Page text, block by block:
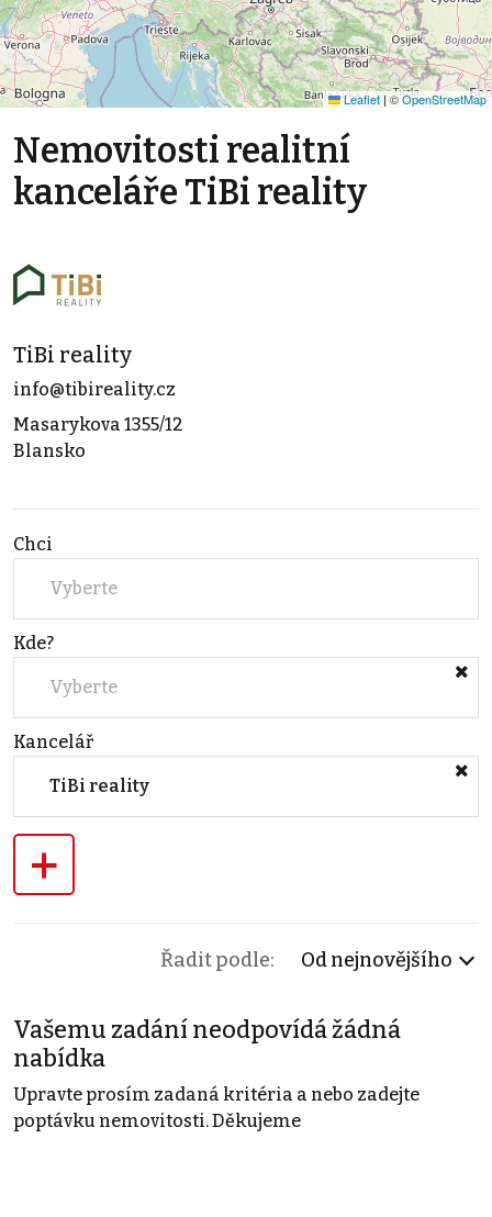
Leaflet | ©OpenStreetMap
Nemovitosti realitní
kanceláře TiBi reality
TiBi reality
info@tibireality.cz
Masarykova 1355/12
Blansko
Chci
Vyberte
Kde?
Vyberte
Kancelář
TiBi reality
+
Řadit podle: Od nejnovějšího
Vašemu zadání neodpovídá žádná
nabídka
Upravte prosím zadaná kritéria a nebo zadejte
poptávku nemovitosti. Děkujeme